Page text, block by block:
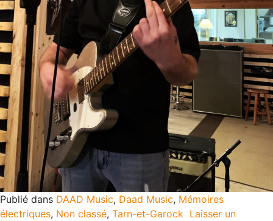
Publié dans DAAD Music, Daad Music, Mémoires
électriques, Non classé, Tarn-et-Garock Laisser un